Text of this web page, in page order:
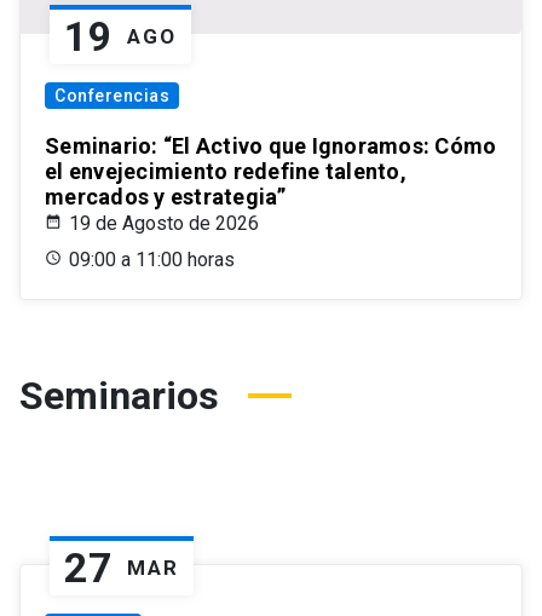
19 AGO
Conferencias
Seminario: “El Activo que Ignoramos: Cómo
el envejecimiento redefine talento,
mercados y estrategia”
19 de Agosto de 2026
09:00 a 11:00 horas
Seminarios
27 MAR